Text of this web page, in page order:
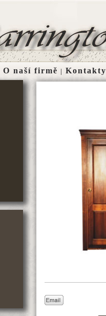
O naší firmě | Kontakty